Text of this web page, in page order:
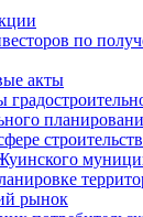
по
акты
рынок